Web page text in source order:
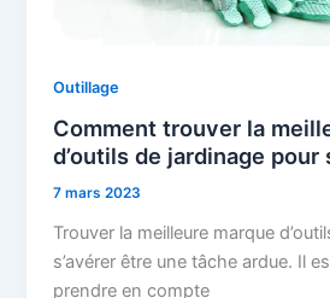
Outillage
Comment trouver la
d’outils de jardinage pour
7 mars 2023
Trouver la meilleure marque
s’avérer être une tâche ardue. Il
prendre en compte